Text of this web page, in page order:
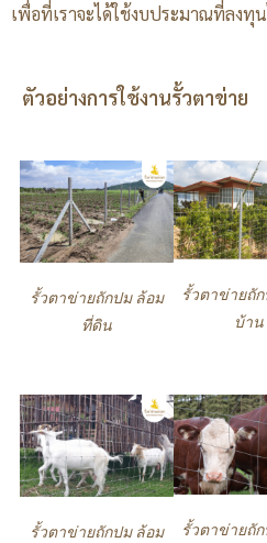
เพื่อที่เราจะได้ใช้งบประมาณที่ลงทุ
ตัวอย่างการใช้งานรั้วตาข่าย
รั้วตาข่ายถักปม ล้อม
ที่ดิน
รั้วตาข่ายถั
บ้าน
รั้วตาข่ายถักปม ล้อม
รั้วตาข่ายถั